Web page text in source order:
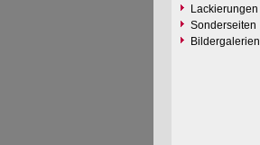
Lackierungen
Sonderseiten
Bildergalerien